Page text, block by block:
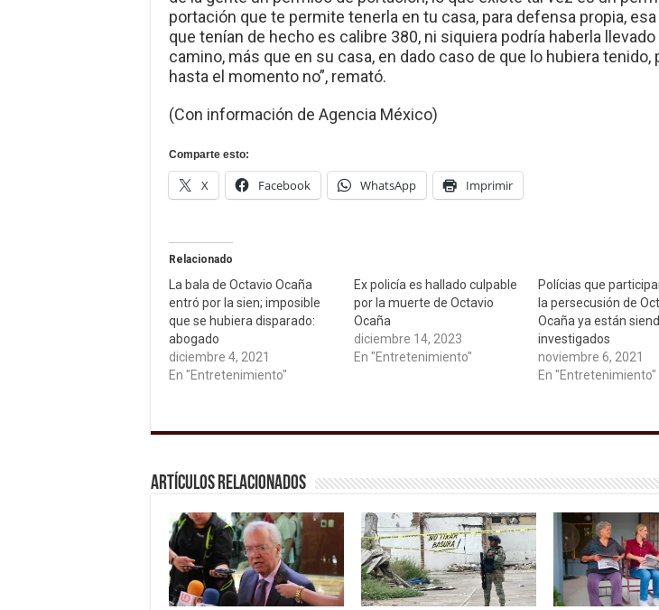
portación que te permite tenerla en tu casa, para defensa propia,
que tenían de hecho es calibre 380, ni siquiera podría haberla llevado
camino, más que en su casa, en dado caso de que lo hubiera tenido,
hasta el momento no”, remató.
(Con información de Agencia México)
Comparte esto:
X Facebook WhatsApp Imprimir
Relacionado
La bala de Octavio Ocaña
entró por la sien; imposible
que se hubiera disparado:
abogado
diciembre 4, 2021
En "Entretenimiento"
Ex policía es hallado culpable
por la muerte de Octavio
Ocaña
diciembre 14, 2023
En "Entretenimiento"
Polícias que
la persecusión de
Ocaña ya están
investigados
noviembre 6, 2021
En "Entretenimiento"
Artículos relacionados